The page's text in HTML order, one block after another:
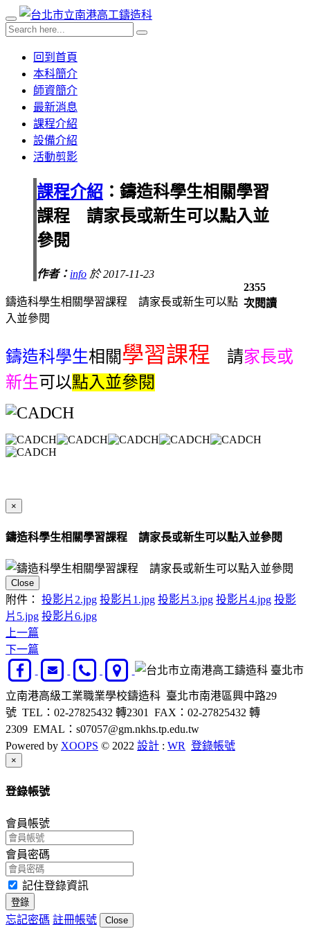
回到首頁
本科簡介
師資簡介
最新消息
課程介紹
設備介紹
活動剪影
課程介紹 ：鑄造科學生相關學習
課程 請家長或新生可以點入並
參閱
作者： info 於 2017-11-23
2355
次閱讀
鑄造科學生相關學習課程 請家長或新生可以點
入並參閱
鑄造科學生相關學習課程 請家長或
新生可以點入並參閱
×
鑄造科學生相關學習課程 請家長或新生可以點入並參閱
Close
附件： 投影片2.jpg 投影片1.jpg 投影片3.jpg 投影片4.jpg 投影
片5.jpg 投影片6.jpg
上一篇
下一篇
臺北市
立南港高級工業職業學校鑄造科 臺北市南港區興中路29
號 TEL：02-27825432 轉2301 FAX：02-27825432 轉
2309 EMAL：s07057@gm.nkhs.tp.edu.tw
Powered by XOOPS © 2022 設計 : WR 登錄帳號
×
登錄帳號
會員帳號
會員密碼
記住登錄資訊
登錄
忘記密碼 註冊帳號 Close